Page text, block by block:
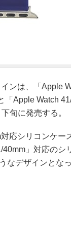
ンは、「Apple
「Apple Watch
旬に発売する。
応シリコンケー
40mm」対応の
なデザインとなっ